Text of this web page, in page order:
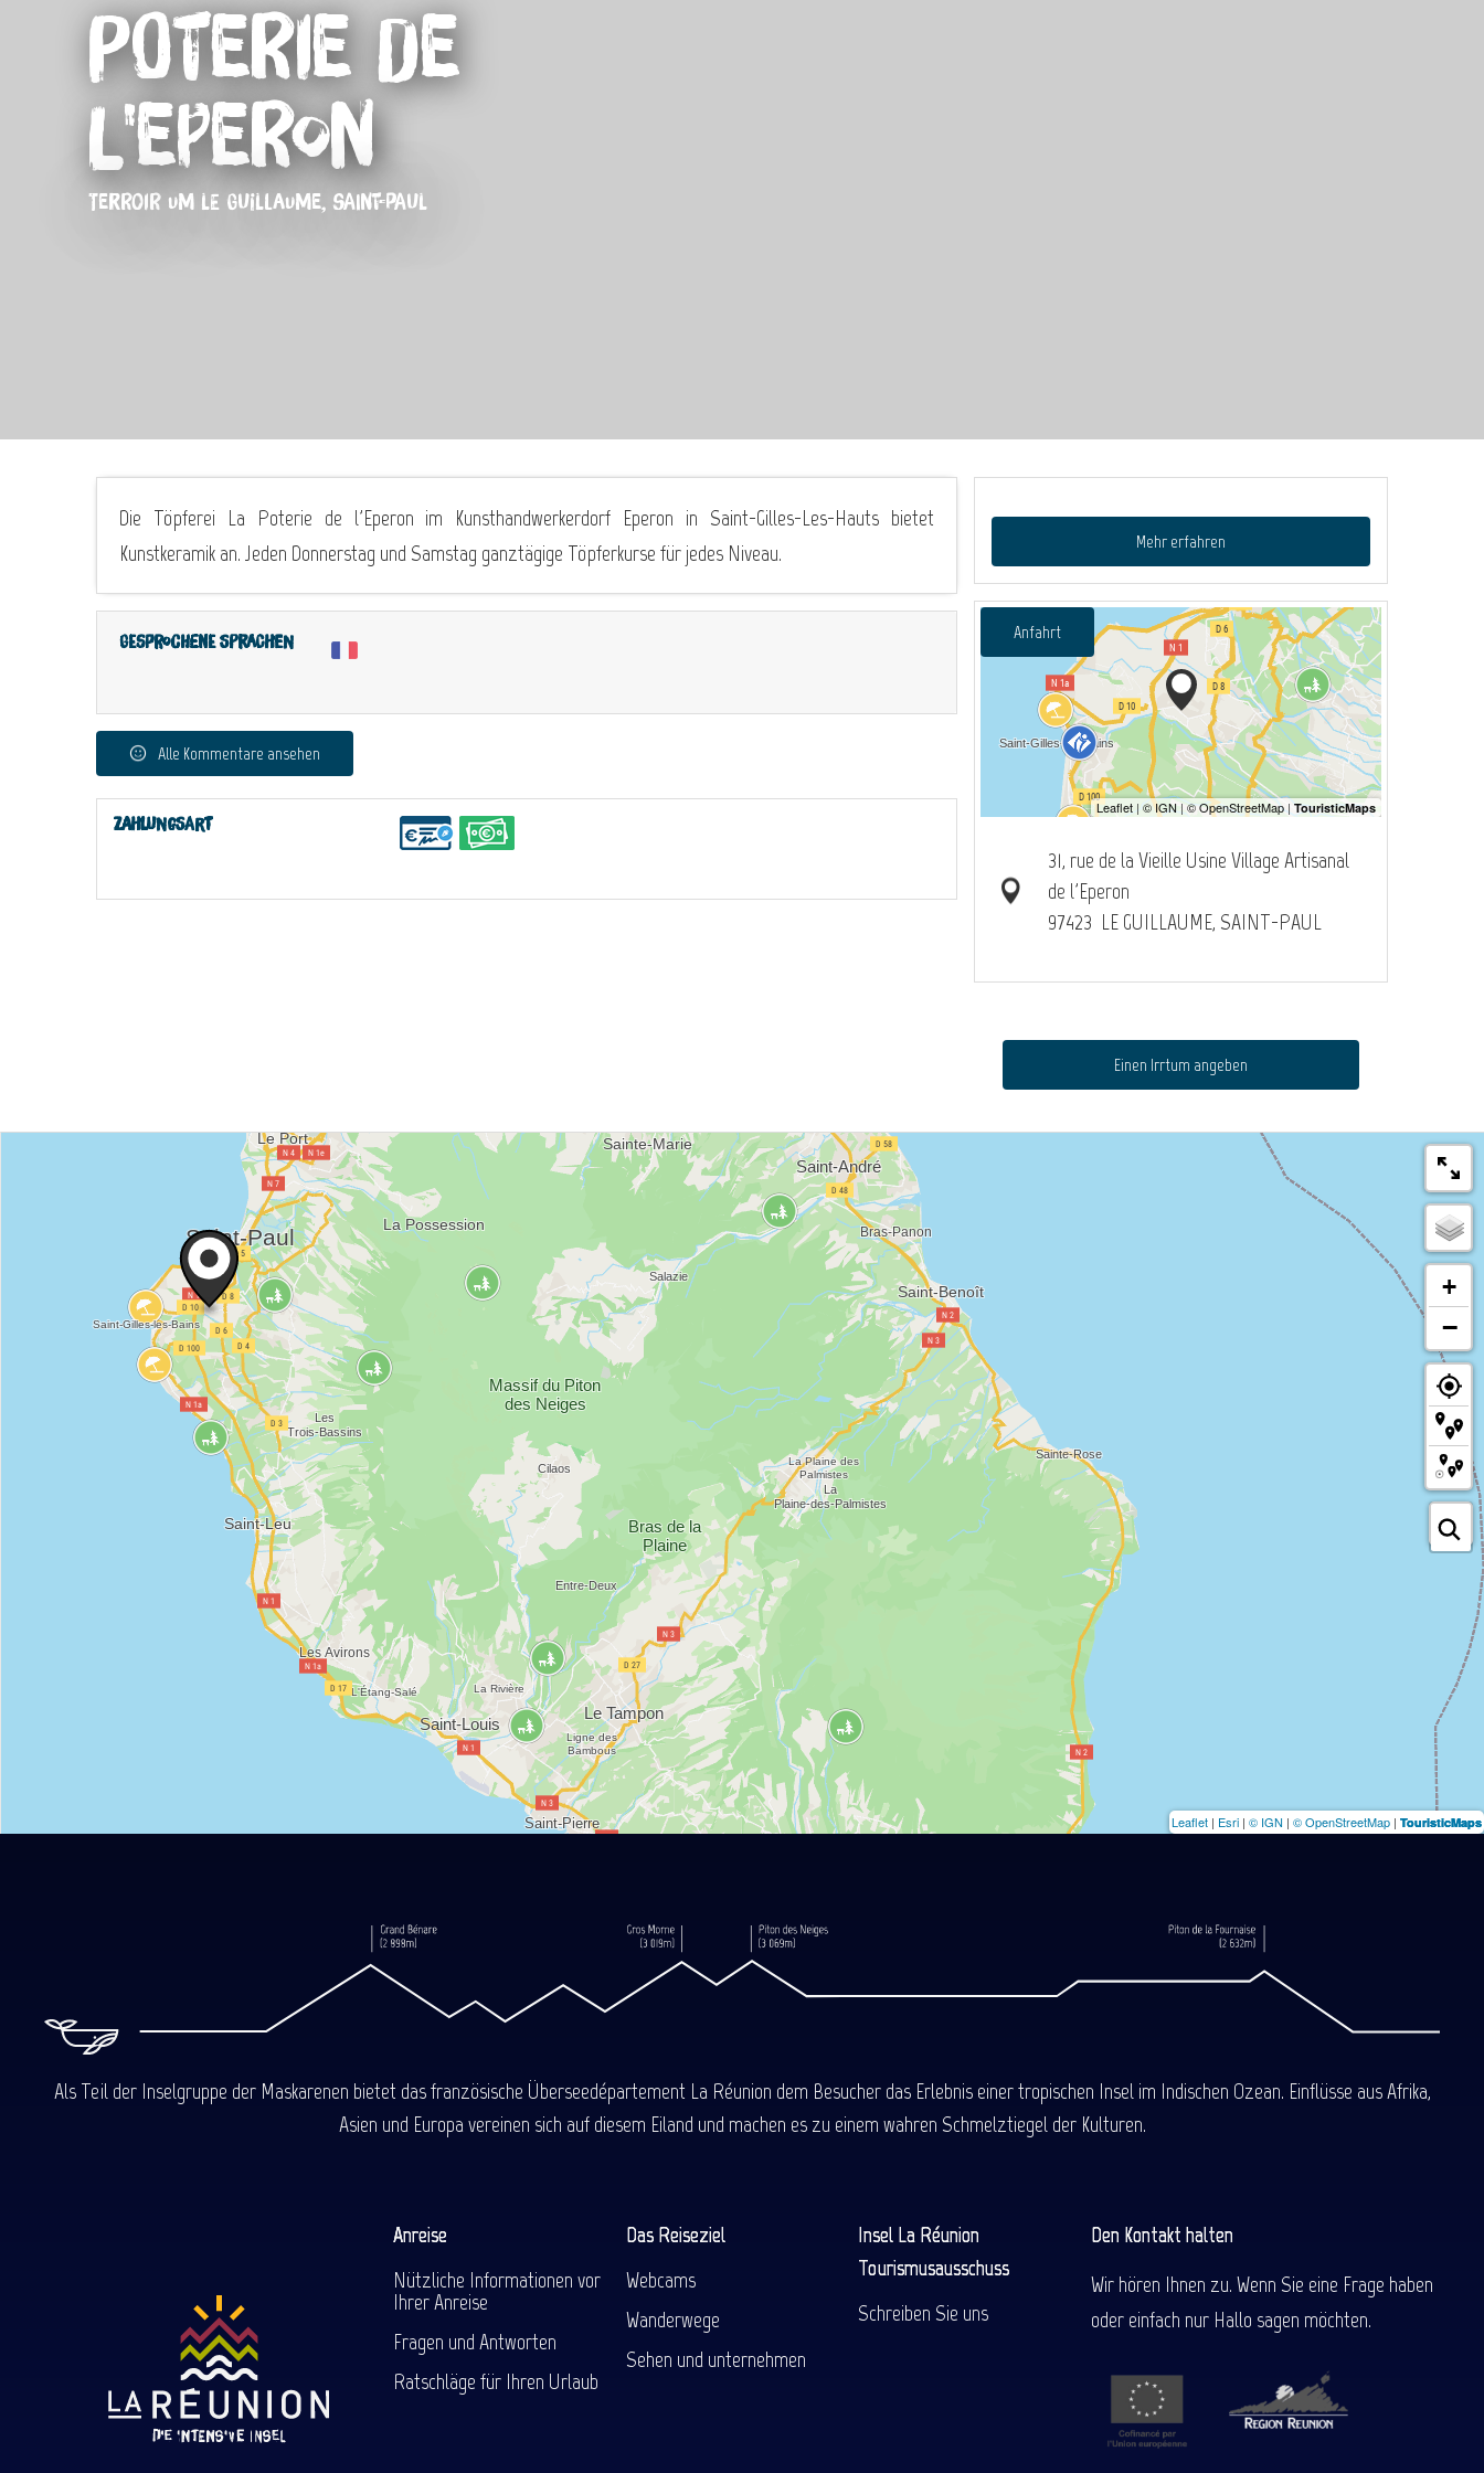
Poterie de
l'Eperon
TERROIR UM LE GUILLAUME, SAINT-PAUL
Die Töpferei La Poterie de l'Eperon im Kunsthandwerkerdorf Eperon in Saint-Gilles-Les-Hauts bietet
Kunstkeramik an. Jeden Donnerstag und Samstag ganztägige Töpferkurse für jedes Niveau.
Gesprochene Sprachen
Alle Kommentare ansehen
Zahlungsart
Mehr erfahren
Anfahrt
31, rue de la Vieille Usine Village Artisanal
de l'Eperon
97423 LE GUILLAUME, SAINT-PAUL
Einen Irrtum angeben
+
−
Leaflet | Esri | © IGN | © OpenStreetMap | TouristicMaps
Als Teil der Inselgruppe der Maskarenen bietet das französische Überseedépartement La Réunion dem Besucher das Erlebnis einer tropischen Insel im Indischen Ozean. Einflüsse aus Afrika,
Asien und Europa vereinen sich auf diesem Eiland und machen es zu einem wahren Schmelztiegel der Kulturen.
Anreise
Nützliche Informationen vor
Ihrer Anreise
Fragen und Antworten
Ratschläge für Ihren Urlaub
Das Reiseziel
Webcams
Wanderwege
Sehen und unternehmen
Insel La Réunion
Tourismusausschuss
Schreiben Sie uns
Den Kontakt halten
Wir hören Ihnen zu. Wenn Sie eine Frage haben
oder einfach nur Hallo sagen möchten.